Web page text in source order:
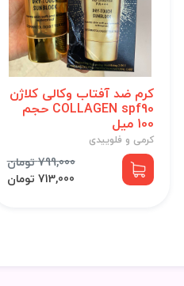
کرم ضد آفتاب وکالی کلاژن
COLLAGEN spf90 حجم
100 میل
کرمی و فلوییدی
799,000 تومان
713,000 تومان